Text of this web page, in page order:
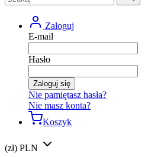
Zaloguj
E-mail
Hasło
Zaloguj się
Nie pamiętasz hasła?
Nie masz konta?
Koszyk
(zł) PLN